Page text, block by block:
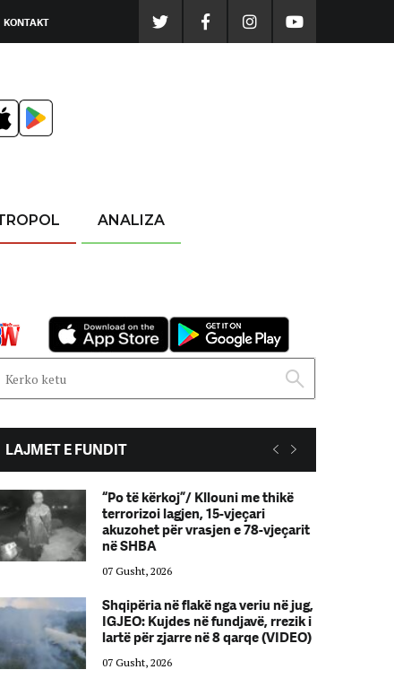
KONTAKT
ANALIZA
LAJMET E FUNDIT
“Po të kërkoj”/ Kllouni me thikë
terrorizoi lagjen, 15-vjeçari
akuzohet për vrasjen e 78-vjeçarit
në SHBA
07 Gusht, 2026
Shqipëria në flakë nga veriu në jug,
IGJEO: Kujdes në fundjavë, rrezik i
lartë për zjarre në 8 qarqe (VIDEO)
07 Gusht, 2026